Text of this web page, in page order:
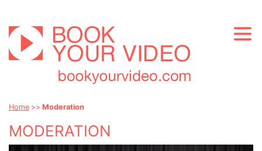
Home Moderation
MODERATION